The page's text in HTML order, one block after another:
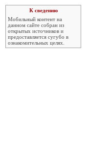
К сведению
Мобильный контент на
данном сайте собран из
открытых источников и
предоставляется сугубо в
ознакомительных целях.